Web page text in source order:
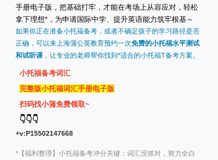
手册电子版，把基础打牢，才能在考场上从容应对，轻松
拿下理想*，为申请国际中学、提升英语能力筑牢根基～
如果你正在准备小托福备考，或者不确定孩子的学习路径是否
正确，可以来上海蒲公英教育预约一次免费的小托福水平测试
和试听课，让专业的老师帮你找到*适合的小托福T备考方案。
小托福备考词汇
完整版小托福词汇手册电子版
扫码找小蒲免费领取~
👇👇👇
+v:P15502147668
* 【福利整理】小托福备考冲分关键：词汇没抓对，努力全白